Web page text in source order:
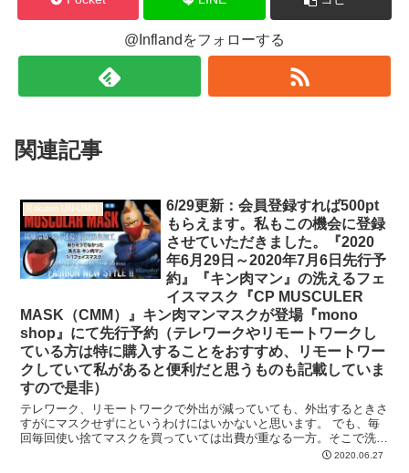
@Inflandをフォローする
関連記事
Rakuten UN-LIMIT
6/29更新：会員登録すれば500pt
もらえます。私もこの機会に登録
させていただきました。『2020
年6月29日～2020年7月6日先行予
約』『キン肉マン』の洗えるフェ
イスマスク『CP MUSCULER
MASK（CMM）』キン肉マンマスクが登場『mono
shop』にて先行予約（テレワークやリモートワークし
ている方は特に購入することをおすすめ、リモートワー
クしていて私があると便利だと思うものも記載していま
すので是非）
テレワーク、リモートワークで外出が減っていても、外出するときさ
すがにマスクせずにというわけにはいかないと思います。 でも、毎
回毎回使い捨てマスクを買っていては出費が重なる一方。そこで洗え
るマスクを買えば、テレワークやリモートワークで外出ほと...2020.06.27